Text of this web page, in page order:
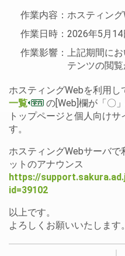
作業内容：ホスティン
作業日時：2026年5月14
作業影響：上記期間に
テンツの閲
ホスティングWebを利用し
一覧
の[Web]欄が「〇
トップページと個人向け
す。
ホスティングWebサーバ
ットのアナウンス
https://
id=39102
以上です。
よろしくお願いいたします。